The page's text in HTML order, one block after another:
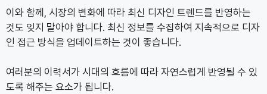
이와 함께, 시장의 변화에 따라 최신 디자인 트렌드를 반영하는
것도 잊지 말아야 합니다. 최신 정보를 수집하여 지속적으로 디자
인 접근 방식을 업데이트하는 것이 좋습니다.
여러분의 이력서가 시대의 흐름에 따라 자연스럽게 반영될 수 있
도록 해주는 요소가 됩니다.